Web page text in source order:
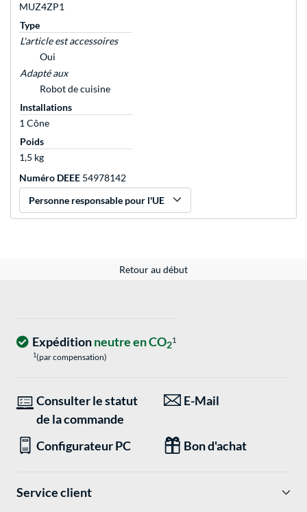
MUZ4ZP1
Type
L'article est accessoires
Oui
Adapté aux
Robot de cuisine
Installations
1 Cône
Poids
1,5 kg
Numéro DEEE 54978142
Personne responsable pour l'UE
Retour au début
Expéditionneutre en CO21
1(par compensation)
Consulter le statut
de la commande
E-Mail
Configurateur PC Bon d'achat
Service client